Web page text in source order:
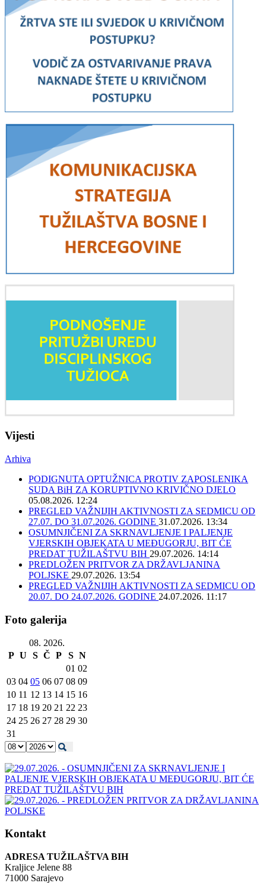
Vijesti
Arhiva
PODIGNUTA OPTUŽNICA PROTIV ZAPOSLENIKA
SUDA BiH ZA KORUPTIVNO KRIVIČNO DJELO
05.08.2026. 12:24
PREGLED VAŽNIJIH AKTIVNOSTI ZA SEDMICU OD
27.07. DO 31.07.2026. GODINE 31.07.2026. 13:34
OSUMNJIČENI ZA SKRNAVLJENJE I PALJENJE
VJERSKIH OBJEKATA U MEĐUGORJU, BIT ĆE
PREDAT TUŽILAŠTVU BIH 29.07.2026. 14:14
PREDLOŽEN PRITVOR ZA DRŽAVLJANINA
POLJSKE 29.07.2026. 13:54
PREGLED VAŽNIJIH AKTIVNOSTI ZA SEDMICU OD
20.07. DO 24.07.2026. GODINE 24.07.2026. 11:17
Foto galerija
08. 2026.
P U S Č P S N
01 02
03 04 05 06 07 08 09
10 11 12 13 14 15 16
17 18 19 20 21 22 23
24 25 26 27 28 29 30
31
Kontakt
ADRESA TUŽILAŠTVA BIH
Kraljice Jelene 88
71000 Sarajevo